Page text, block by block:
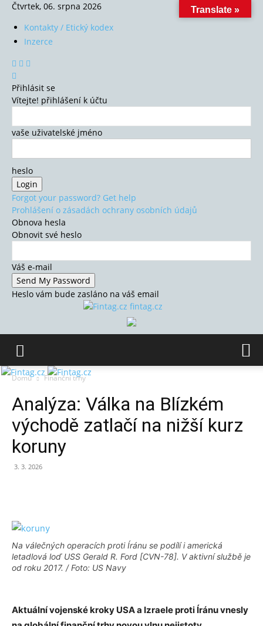
Čtvrtek, 06. srpna 2026
Kontakty / Etický kodex
Inzerce
Přihlásit se
Vítejte! přihlášení k účtu
vaše uživatelské jméno
heslo
Forgot your password? Get help
Prohlášení o zásadách ochrany osobních údajů
Obnova hesla
Obnovit své heslo
Váš e-mail
Heslo vám bude zasláno na váš email
fintag.cz
Domů Finanční trhy
Analýza: Válka na Blízkém
východě zatlačí na nižší kurz
koruny
3. 3. 2026
Na válečných operacích proti Íránu se podílí i americká
letadlová loď USS Gerald R. Ford [CVN-78]. V aktivní službě je
od roku 2017. / Foto: US Navy
Aktuální vojenské kroky USA a Izraele proti Íránu vnesly
Translate »